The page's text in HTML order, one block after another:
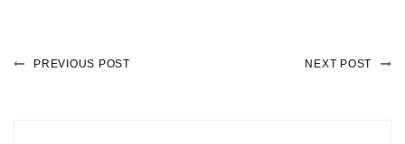
PREVIOUS POST NEXT POST